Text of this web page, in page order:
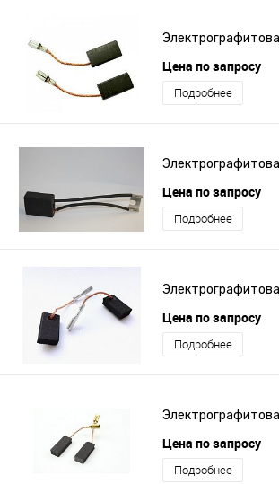
Цена по запросу
Подробнее
Цена по запросу
Подробнее
Цена по запросу
Подробнее
Цена по запросу
Подробнее